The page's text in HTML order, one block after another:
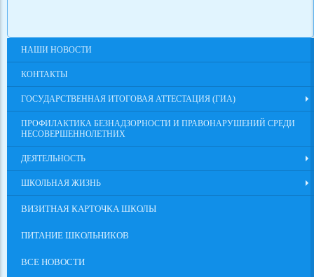
НАШИ НОВОСТИ
КОНТАКТЫ
ГОСУДАРСТВЕННАЯ ИТОГОВАЯ АТТЕСТАЦИЯ (ГИА)
ПРОФИЛАКТИКА БЕЗНАДЗОРНОСТИ И ПРАВОНАРУШЕНИЙ СРЕДИ
НЕСОВЕРШЕННОЛЕТНИХ
ДЕЯТЕЛЬНОСТЬ
ШКОЛЬНАЯ ЖИЗНЬ
ВИЗИТНАЯ КАРТОЧКА ШКОЛЫ
ПИТАНИЕ ШКОЛЬНИКОВ
ВСЕ НОВОСТИ